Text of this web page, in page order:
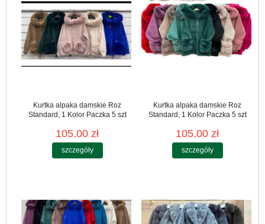
Kurtka alpaka damskie Roz
Standard, 1 Kolor Paczka 5 szt
105.00 zł
szczegóły
Kurtka alpaka damskie Roz
Standard, 1 Kolor Paczka 5 szt
105.00 zł
szczegóły